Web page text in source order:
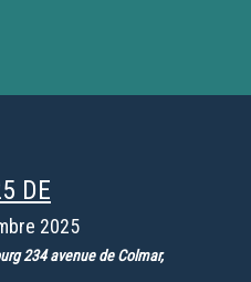
DE
2025
234 avenue de Colmar,